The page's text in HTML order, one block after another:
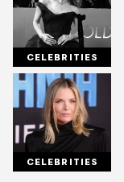
CELEBRITIES
CELEBRITIES